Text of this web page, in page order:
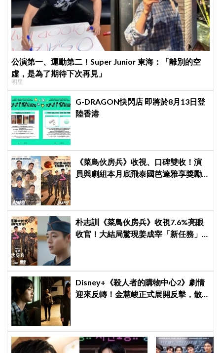
公演第一、運動第二！Super Junior 東海：「離別的空
虛，是為了期待下次再見」
明星
G-DRAGON快閃店 即將於8月13日登
陸香港
《菜鳥伙房兵》收視、口碑雙收！演
員與劇組本月底飛泰國芭達雅享獎勵
朴志訓《菜鳥伙房兵》收視7.6%亮眼
收官！大結局驚現姜成宰「新任務」
Disney+《殺人者的購物中心2》劇情
迎來反轉！金慧峻正式展開反擊，散